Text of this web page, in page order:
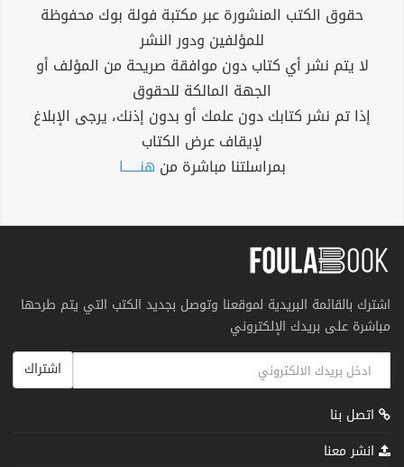
حقوق الكتب المنشورة عبر مكتبة فولة بوك محفوظة
للمؤلفين ودور النشر
لا يتم نشر أي كتاب دون موافقة صريحة من المؤلف أو
الجهة المالكة للحقوق
إذا تم نشر كتابك دون علمك أو بدون إذنك، يرجى الإبلاغ
لإيقاف عرض الكتاب
بمراسلتنا مباشرة من هنــــــا
اشترك بالقائمة البريدية لموقعنا وتوصل بجديد الكتب التي يتم طرحها
مباشرة على بريدك الإلكتروني
اشتراك
اتصل بنا
انشر معنا